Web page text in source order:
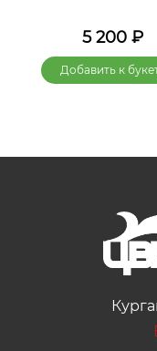
5 200 ₽
Добавить к